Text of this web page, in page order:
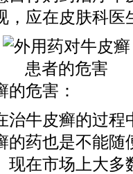
，应在皮肤科医
危害：
牛皮癣的过程
的药也是不能随
现在市场上大多